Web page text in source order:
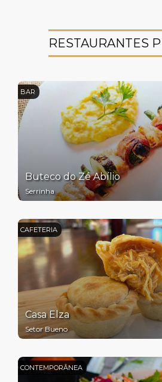
RESTAURANTES
BAR
Buteco do Zé Abílio
Serrinha
CAFETERIA
Casa Elza
Setor Bueno
CONTEMPORÂNEA